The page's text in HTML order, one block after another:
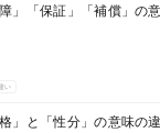
障」「保証」「補償」の
い
格」と「性分」の意味の